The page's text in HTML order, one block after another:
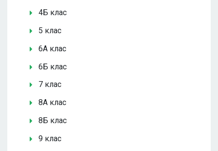
4Б клас
5 клас
6А клас
6Б клас
7 клас
8А клас
8Б клас
9 клас